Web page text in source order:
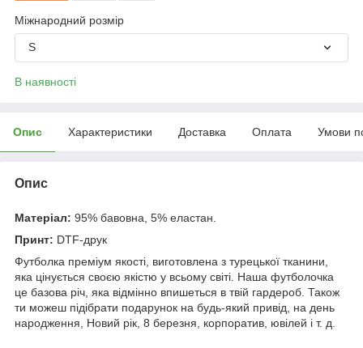
Міжнародний розмір
S
В наявності
Опис Характеристики Доставка Оплата Умови
Опис
Матеріал: 95% бавовна, 5% еластан.
Принт: DTF-друк
Футболка преміум якості, виготовлена з турецької тканини,
яка цінується своєю якістю у всьому світі. Наша футболочка
це базова річ, яка відмінно впишеться в твій гардероб. Також
ти можеш підібрати подарунок на будь-який привід, на день
народження, Новий рік, 8 березня, корпоратив, ювілей і т. д.